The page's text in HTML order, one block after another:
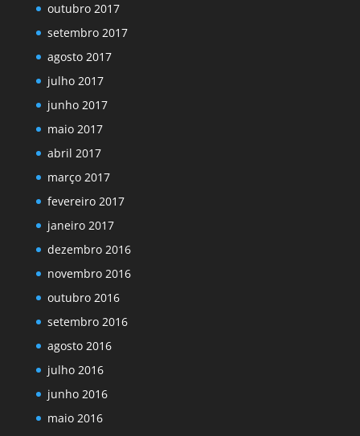
outubro 2017
setembro 2017
agosto 2017
julho 2017
junho 2017
maio 2017
abril 2017
março 2017
fevereiro 2017
janeiro 2017
dezembro 2016
novembro 2016
outubro 2016
setembro 2016
agosto 2016
julho 2016
junho 2016
maio 2016